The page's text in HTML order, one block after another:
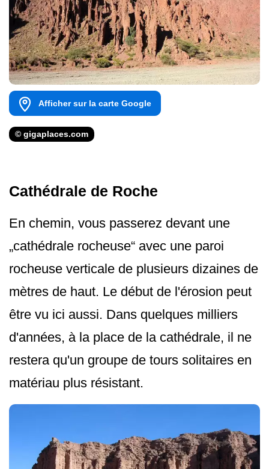
Afficher sur la carte Google
© gigaplaces.com
Cathédrale de Roche
En chemin, vous passerez devant une
„cathédrale rocheuse“ avec une paroi
rocheuse verticale de plusieurs dizaines de
mètres de haut. Le début de l'érosion peut
être vu ici aussi. Dans quelques milliers
d'années, à la place de la cathédrale, il ne
restera qu'un groupe de tours solitaires en
matériau plus résistant.